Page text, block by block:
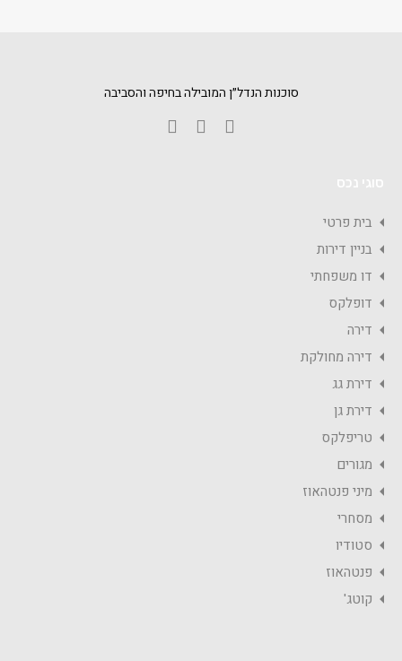
סוכנות הנדל״ן המובילה בחיפה והסביבה
בית פרטי
בניין דירות
דו משפחתי
דופלקס
דירה
דירה מחולקת
דירת גג
דירת גן
טריפלקס
מגורים
מיני פנטהאוז
מסחרי
סטודיו
פנטהאוז
קוטג'